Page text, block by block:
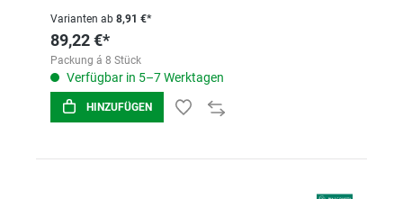
Varianten ab 8,91 €*
89,22 €*
Packung á 8 Stück
Verfügbar in 5–7 Werktagen
HINZUFÜGEN